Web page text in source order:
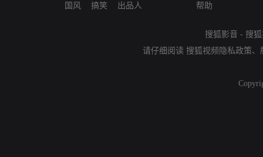
国风
搞笑
出品人
帮助
搜狐影音 - 搜
请仔细阅读 搜狐视频隐私政策、